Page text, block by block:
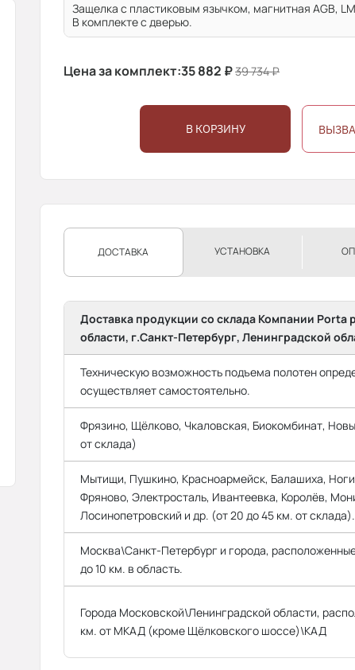
Защелка с пластиковым язычком, магнитная AGB,
В комплекте с дверью.
Цена за комплект:35 882 ₽39 734₽
В КОРЗИНУ
ДОСТАВКА УСТАНОВКА
Доставка продукции со склада Компании Porta
области, г.Санкт-Петербург, Ленинградской
Техническую возможность подъема полотен
осуществляет самостоятельно.
Фрязино, Щёлково, Чкаловская, Биокомбинат,
от склада)
Мытищи, Пушкино, Красноармейск, Балашиха,
Фряново, Электросталь, Ивантеевка, Королёв,
Лосинопетровский и др. (от 20 до 45 км. от склада).
Москва\Санкт-Петербург и города,
до 10 км. в область.
Города Московской\Ленинградской области,
км. от МКАД (кроме Щёлковского шоссе)\КАД